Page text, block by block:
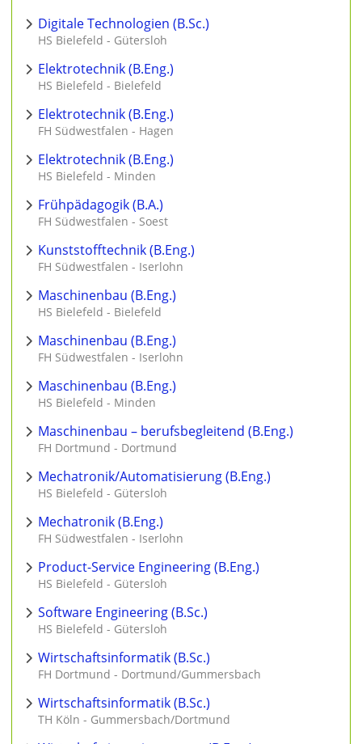
Digitale Technologien (B.Sc.)
HS Bielefeld - Gütersloh
Elektrotechnik (B.Eng.)
HS Bielefeld - Bielefeld
Elektrotechnik (B.Eng.)
FH Südwestfalen - Hagen
Elektrotechnik (B.Eng.)
HS Bielefeld - Minden
Frühpädagogik (B.A.)
FH Südwestfalen - Soest
Kunststofftechnik (B.Eng.)
FH Südwestfalen - Iserlohn
Maschinenbau (B.Eng.)
HS Bielefeld - Bielefeld
Maschinenbau (B.Eng.)
FH Südwestfalen - Iserlohn
Maschinenbau (B.Eng.)
HS Bielefeld - Minden
Maschinenbau – berufsbegleitend (B.Eng.)
FH Dortmund - Dortmund
Mechatronik/Automatisierung (B.Eng.)
HS Bielefeld - Gütersloh
Mechatronik (B.Eng.)
FH Südwestfalen - Iserlohn
Product-Service Engineering (B.Eng.)
HS Bielefeld - Gütersloh
Software Engineering (B.Sc.)
HS Bielefeld - Gütersloh
Wirtschaftsinformatik (B.Sc.)
FH Dortmund - Dortmund/Gummersbach
Wirtschaftsinformatik (B.Sc.)
TH Köln - Gummersbach/Dortmund